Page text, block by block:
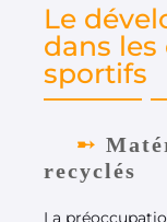
Le
dans
sportifs
recyclés
La